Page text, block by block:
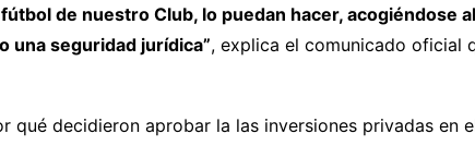
de nuestro Club, lo puedan hacer, acogiéndose al
una seguridad jurídica”, explica el comunicado oficial